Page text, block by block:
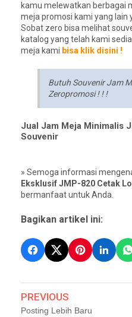
kamu melewatkan berbagai
meja promosi kami yang lain
Sobat zero bisa melihat
katalog yang telah kami
meja kami bisa klik disini !
Butuh Souvenir Jam
Zeropromosi ! ! !
Jual Jam Meja Minimalis
Souvenir
» Semoga informasi
Eksklusif JMP-820 Cetak
bermanfaat untuk Anda.
Bagikan artikel ini:
PREVIOUS
Posting Lebih Baru